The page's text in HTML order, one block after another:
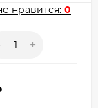
нравится: 0
+